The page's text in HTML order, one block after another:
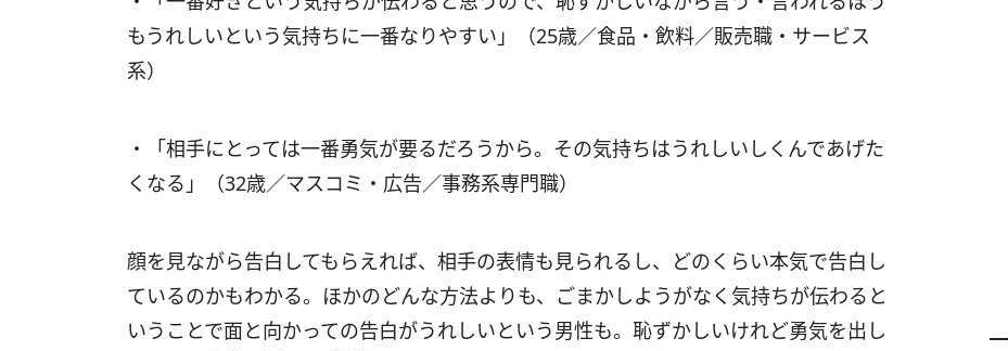
もうれしいという気持ちに一番なりやすい」（25歳／食品・飲料／販売職・サービス
系）
・「相手にとっては一番勇気が要るだろうから。その気持ちはうれしいしくんであげた
くなる」（32歳／マスコミ・広告／事務系専門職）
顔を見ながら告白してもらえれば、相手の表情も見られるし、どのくらい本気で告白し
ているのかもわかる。ほかのどんな方法よりも、ごまかしようがなく気持ちが伝わると
いうことで面と向かっての告白がうれしいという男性も。恥ずかしいけれど勇気を出し